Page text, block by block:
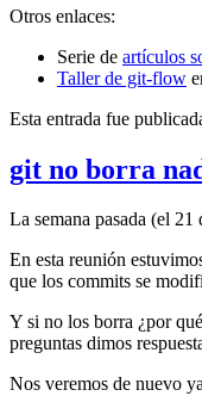
Otros enlaces:
Serie de artículos
Taller de git-flow
Esta entrada fue
git no borra
La semana pasada (el
En esta reunión
que los commits se
Y si no los borra ¿por
preguntas dimos
Nos veremos de nuevo